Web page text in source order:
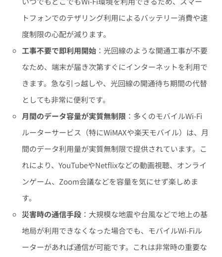
トフォンでのテザリング利用によるバッテリー消費や速
度制限の心配が減ります。
工事不要で即利用開始 ：光回線のような開通工事が不要
なため、端末が届き次第すぐにインターネットを利用で
きます。急な引っ越しや、光回線の開通待ち期間の代替
としても非常に便利です。
月間のデータ容量が実質無制限 ：多くのモバイルWi-Fi
ルーターサービス（特にWiMAXや楽天モバイル）は、月
間のデータ利用量が実質無制限で提供されています。こ
れにより、YouTubeやNetflixなどの動画視聴、オンライ
ンゲーム、Zoom会議などを容量を気にせず楽しめま
す。
災害時の通信手段 ：大規模な地震や台風などで地上の基
地局が利用できなくなった場合でも、モバイルWi-Fiル
ーターがあれば通信が可能です。これは非常時の重要な